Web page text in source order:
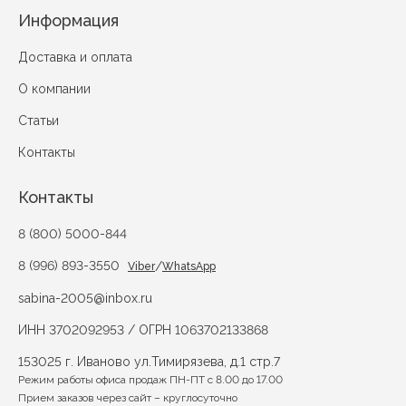
Информация
Доставка и оплата
О компании
Статьи
Контакты
Контакты
8 (800) 5000-844
8 (996) 893-3550 Viber/WhatsApp
sabina-2005@inbox.ru
ИНН 3702092953 / ОГРН 1063702133868
153025 г. Иваново ул.Тимирязева, д.1 стр.7
Режим работы офиса продаж ПН-ПТ с 8.00 до 17.00
Прием заказов через сайт – круглосуточно